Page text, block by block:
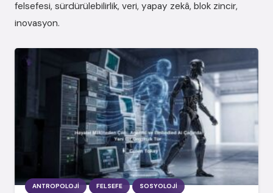
felsefesi, sürdürülebilirlik, veri, yapay zekâ, blok zincir,
inovasyon.
ANTROPOLOJI FELSEFE SOSYOLOJI